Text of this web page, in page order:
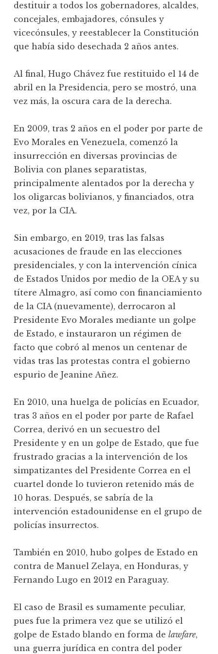
destituir a todos los gobernadores, alcaldes,
concejales, embajadores, cónsules y
vicecónsules, y reestablecer la Constitución
que había sido desechada 2 años antes.
Al final, Hugo Chávez fue restituido el 14 de
abril en la Presidencia, pero se mostró, una
vez más, la oscura cara de la derecha.
En 2009, tras 2 años en el poder por parte de
Evo Morales en Venezuela, comenzó la
insurrección en diversas provincias de
Bolivia con planes separatistas,
principalmente alentados por la derecha y
los oligarcas bolivianos, y financiados, otra
vez, por la CIA.
Sin embargo, en 2019, tras las falsas
acusaciones de fraude en las elecciones
presidenciales, y con la intervención cínica
de Estados Unidos por medio de la OEA y su
títere Almagro, así como con financiamiento
de la CIA (nuevamente), derrocaron al
Presidente Evo Morales mediante un golpe
de Estado, e instauraron un régimen de
facto que cobró al menos un centenar de
vidas tras las protestas contra el gobierno
espurio de Jeanine Añez.
En 2010, una huelga de policías en Ecuador,
tras 3 años en el poder por parte de Rafael
Correa, derivó en un secuestro del
Presidente y en un golpe de Estado, que fue
frustrado gracias a la intervención de los
simpatizantes del Presidente Correa en el
cuartel donde lo tuvieron retenido más de
10 horas. Después, se sabría de la
intervención estadounidense en el grupo de
policías insurrectos.
También en 2010, hubo golpes de Estado en
contra de Manuel Zelaya, en Honduras, y
Fernando Lugo en 2012 en Paraguay.
El caso de Brasil es sumamente peculiar,
pues fue la primera vez que se utilizó el
golpe de Estado blando en forma de lawfare,
una guerra jurídica en contra del poder